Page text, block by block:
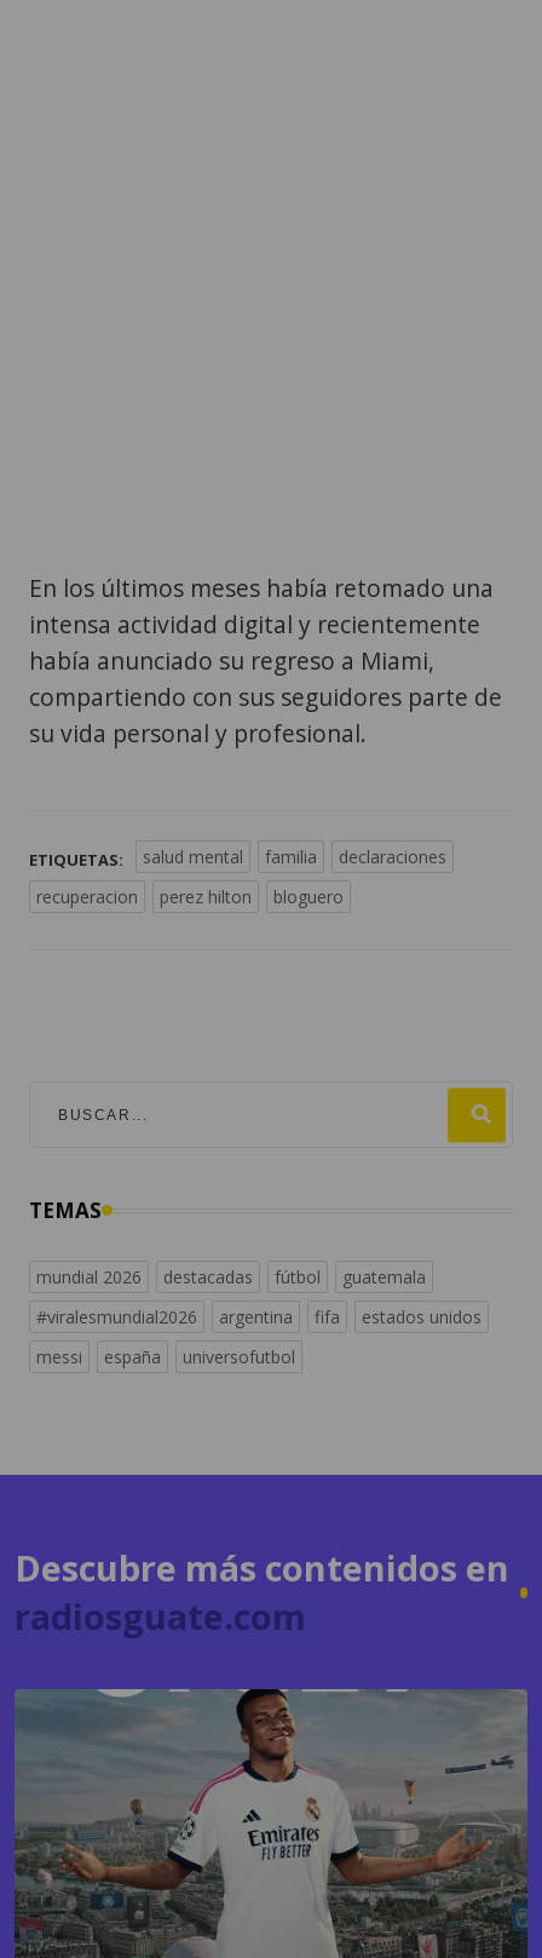
En los últimos meses había retomado una
intensa actividad digital y recientemente
había anunciado su regreso a Miami,
compartiendo con sus seguidores parte de
su vida personal y profesional.
ETIQUETAS: salud mental familia
declaraciones
recuperacion
perez hilton bloguero
TEMAS
mundial 2026 destacadas fútbol
guatemala
#viralesmundial2026
argentina fifa
estados unidos
messi
españa universofutbol
Descubre más contenidos en
radiosguate.com